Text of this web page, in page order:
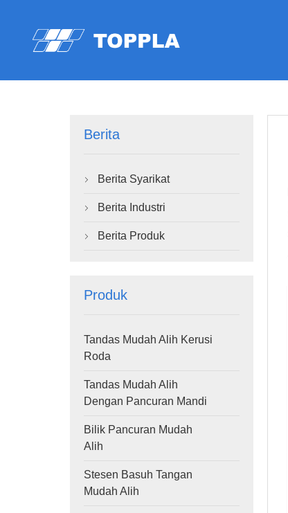
Berita
 Berita Syarikat
 Berita Industri
 Berita Produk
Produk
Tandas Mudah Alih Kerusi
Roda
Tandas Mudah Alih
Dengan Pancuran Mandi
Bilik Pancuran Mudah
Alih
Stesen Basuh Tangan
Mudah Alih